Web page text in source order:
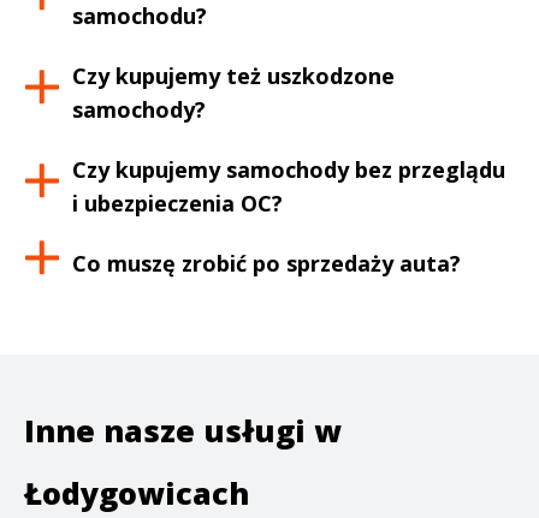
samochodu?
Czy kupujemy też uszkodzone
samochody?
Czy kupujemy samochody bez przeglądu
i ubezpieczenia OC?
Co muszę zrobić po sprzedaży auta?
Inne nasze usługi w
Łodygowicach